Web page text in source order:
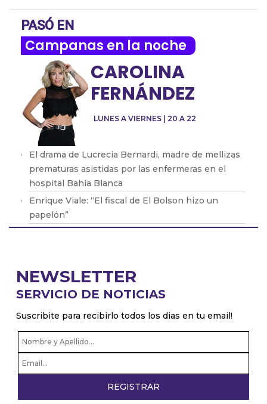
PASÓ EN
Campanas en la noche
LUNES A VIERNES | 20 A 22
CAROLINA
FERNÁNDEZ
El drama de Lucrecia Bernardi, madre de mellizas
prematuras asistidas por las enfermeras en el
hospital Bahía Blanca
Enrique Viale: “El fiscal de El Bolson hizo un
papelón”
Nadie más que nosotros sabíamos lo que ocurría
ahí.'
que está pasando, somos un país vanguardia en
temas de derechos”
NEWSLETTER
SERVICIO DE NOTICIAS
Suscribite para recibirlo todos los dias en tu email!